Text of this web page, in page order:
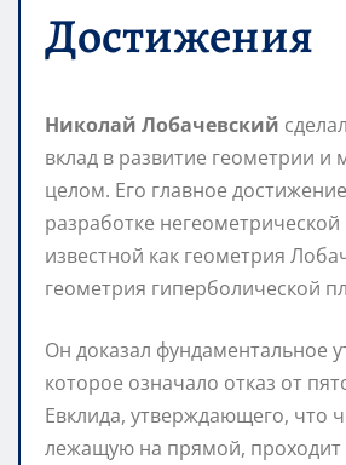
Достижения
Николай Лобачевский
вклад в развитие геометрии и
целом. Его главное
разработке
известной как геометрия
геометрия гиперболической
Он доказал фундаментальное
которое означало отказ от
Евклида, утверждающего, что
лежащую на прямой, проходит